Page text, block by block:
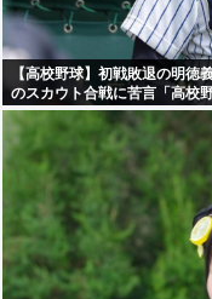
【高校野球】初戦敗退の明
のスカウト合戦に苦言「高校